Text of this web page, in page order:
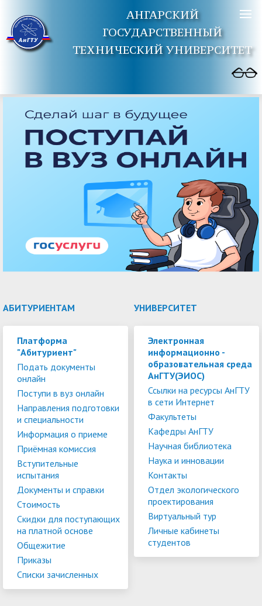
АНГАРСКИЙ
ГОСУДАРСТВЕННЫЙ
ТЕХНИЧЕСКИЙ УНИВЕРСИТЕТ
АБИТУРИЕНТАМ
Платформа
"Абитуриент"
Подать документы
онлайн
Поступи в вуз онлайн
Направления подготовки
и специальности
Информация о приеме
Приёмная комиссия
Вступительные
испытания
Документы и справки
Стоимость
Скидки для поступающих
на платной основе
Общежитие
Приказы
Списки зачисленных
УНИВЕРСИТЕТ
Электронная
информационно -
образовательная среда
АнГТУ(ЭИОС)
Ссылки на ресурсы АнГТУ
в сети Интернет
Факультеты
Кафедры АнГТУ
Научная библиотека
Наука и инновации
Контакты
Отдел экологического
проектирования
Виртуальный тур
Личные кабинеты
студентов